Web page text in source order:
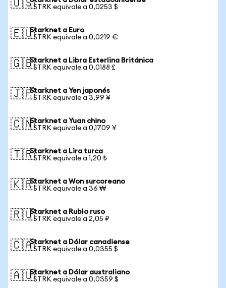
🇺🇸1 STRK equivale a 0,0253 $
🇪🇺Starknet a Euro
1 STRK equivale a 0,0219 €
🇬🇧Starknet a Libra Esterlina Británica
1 STRK equivale a 0,0188 £
🇯🇵Starknet a Yen japonés
1 STRK equivale a 3,99 ¥
🇨🇳Starknet a Yuan chino
1 STRK equivale a 0,1709 ¥
🇹🇷Starknet a Lira turca
1 STRK equivale a 1,20 ₺
🇰🇷Starknet a Won surcoreano
1 STRK equivale a 36 ₩
🇷🇺Starknet a Rublo ruso
1 STRK equivale a 2,05 ₽
🇨🇦Starknet a Dólar canadiense
1 STRK equivale a 0,0355 $
🇦🇺Starknet a Dólar australiano
1 STRK equivale a 0,0359 $